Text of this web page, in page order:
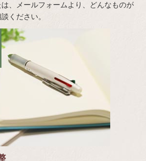
、メールフォームより、どんなものが
ください。